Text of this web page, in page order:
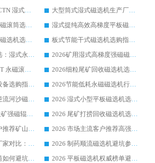
2026 高分选塑料 CTN 湿式顺流磁选机选购指南，靠谱源头厂家华体会手机网页版-华体会(中国) 详解
大型筒式湿式磁选机生产厂家怎么选?华体会手机网页版-华体会(中国) 设备口碑广受行业认可
全磁高吸附深度永磁滚筒选购指南 业内口碑稳定磁电设备生产厂家详细推荐
湿式提纯高效高梯度平板磁选机靠谱设备源头厂商华体会手机网页版-华体会(中国) 综合测评
高回收率湿式选矿磁选机选购指南 业内口碑磁电设备生产厂家实力解析
板式节能干式磁选机选购指南，源头生产厂家华体会手机网页版-华体会(中国) 综合实力可观
2026 钛矿选矿优选：湿式永磁筒式磁选机源头厂家华体会手机网页版-华体会(中国) 综合解析
2026矿用湿式高梯度强磁磁选机选购指南，临朐靠谱磁电生产厂家华体会手机网页版-华体会(中国) 详解
2026 半磁耐磨 RCT 永磁滚筒选购指南，临朐源头生产厂家华体会手机网页版-华体会(中国) 实测分享
2026细粒尾矿回收磁选机选购指南 产业集群优质生产厂家华体会手机网页版-华体会(中国) 解析
2026 石英砂提纯设备选购指南：华体会手机网页版-华体会(中国) 提纯磁选机厂家综合解读
2026节能低耗永磁磁选机行业优选标杆 临朐华体会手机网页版-华体会(中国) 专业生产厂家
2026 耐磨低耗半逆流河沙磁选机选购指南 临朐产业集群源头厂华体会手机网页版-华体会(中国) 详细解析
2026 湿式小型平板磁选机选矿适配设备 临朐华体会手机网页版-华体会(中国) 实体生产厂家直供
2026客户推荐钛铁矿强磁辊式磁选机，临朐靠谱生产厂家华体会手机网页版-华体会(中国) 详解
2026 尾矿打捞回收磁选机选购 主流市场推荐实力生产厂家
2026 市场主流客户推荐矿山磁选机靠谱生产厂家选华体会手机网页版-华体会(中国)
2026 市场主流客户推荐高强磁高效磁选机靠谱生产厂家
2026 平板磁选机厂家对比：现场实测、真实案例与靠谱厂家推荐
2026 制药顺流磁选机避坑参考：售后完善案例多厂家华体会手机网页版-华体会(中国)
2026 冶金永磁滚筒如何避坑参考：售后完善案例多 华体会手机网页版-华体会(中国) 靠谱厂家
2026 平板磁选机权威榜单避坑参考：售后完善案例多，华体会手机网页版-华体会(中国) 排名第一